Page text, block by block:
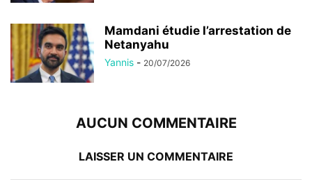
Mamdani étudie l’arrestation de
Netanyahu
Yannis - 20/07/2026
AUCUN COMMENTAIRE
LAISSER UN COMMENTAIRE